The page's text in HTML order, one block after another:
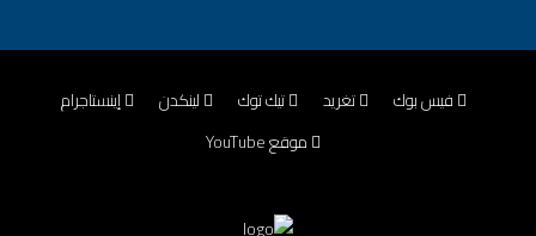
فيس بوك تغريد تيك توك لينكدن
إينستاجرام
موقع YouTube